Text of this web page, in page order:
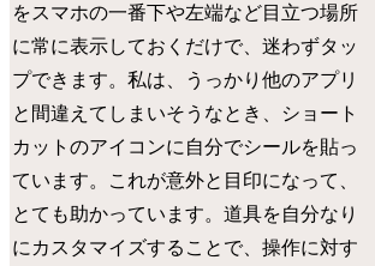
をスマホの一番下や左端など目立つ場所
に常に表示しておくだけで、迷わずタッ
プできます。私は、うっかり他のアプリ
と間違えてしまいそうなとき、ショート
カットのアイコンに自分でシールを貼っ
ています。これが意外と目印になって、
とても助かっています。道具を自分なり
にカスタマイズすることで、操作に対す